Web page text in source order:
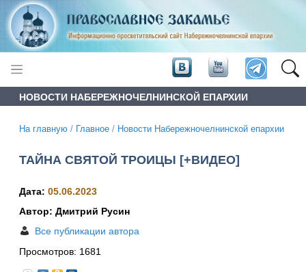
НОВОСТИ НАБЕРЕЖНОЧЕЛНИНСКОЙ ЕПАРХИИ
На главную / Главное / Новости Набережночелнинской епархии
ТАЙНА СВЯТОЙ ТРОИЦЫ [+ВИДЕО]
Дата: 05.06.2023
Автор: Дмитрий Русин
Все публикации автора
Просмотров: 1681